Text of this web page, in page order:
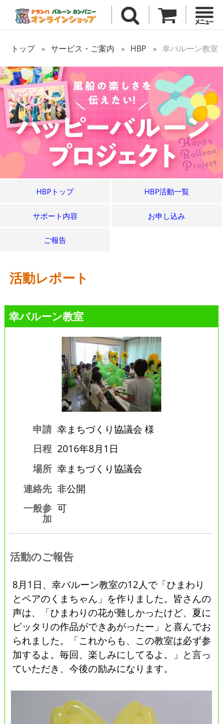
トップ サービス・ご案内 HBP 幸バルーン教室
HBPトップ HBP活動一覧
サポート内容 お申し込み
ご報告
活動レポート
幸バルーン教室
申請 幸まちづくり協議会 様
日程 2016年8月1日
場所 幸まちづくり協議会
連絡先 非公開
一般参
加
可
活動のご報告
8月1日、幸バルーン教室の12人で「ひまわり
とペアのくまちゃん」を作りました。皆さんの
声は、「ひまわりの花が難しかったけど、夏に
ピッタリの作品ができあがったー」と喜んでお
られました。「これからも、この教室は必ず参
加するよ。毎回、楽しみにしてるよ。」と言っ
ていただき、今後の励みになります。